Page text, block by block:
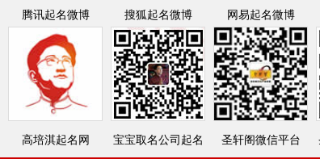
腾讯起名微博 搜狐起名微博 网易起名微博
高培淇起名网 宝宝取名公司起名 圣轩阁微信平台